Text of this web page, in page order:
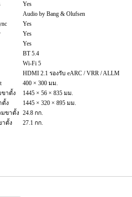
Yes
Audio by Bang & Olufsen
Yes
Yes
Yes
BT 5.4
Wi-Fi 5
HDMI 2.1 รองรับ eARC / VRR / ALLM
400 × 300 มม.
าตั้ง
1445 × 56 × 835 มม.
ตั้ง
1445 × 320 × 895 มม.
ขาตั้ง 24.8 กก.
ตั้ง
27.1 กก.